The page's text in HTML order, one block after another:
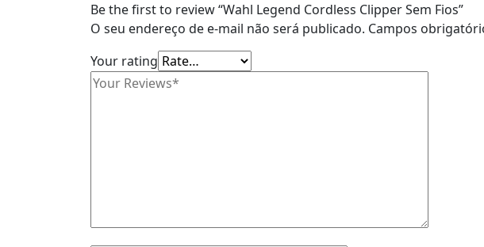
Be the first to review “Wahl Legend Cordless Clipper Sem Fios”
O seu endereço de e-mail não será publicado. Campos
Your rating